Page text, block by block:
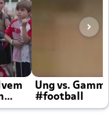
Ung vs.
#football